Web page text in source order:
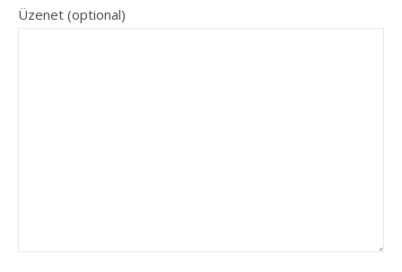
Üzenet (optional)